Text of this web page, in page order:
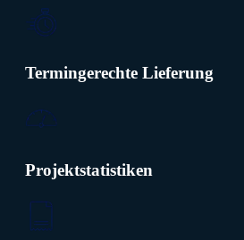
Termingerechte Lieferung
Projektstatistiken